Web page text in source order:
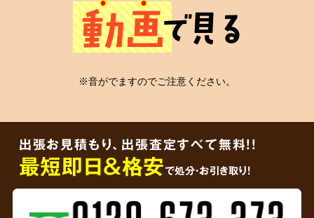
安心の証
理をご依頼者様に届けることをお約束します。
動画で見る
※音がでますのでご注意ください。
出張お見積もり、出張査定すべて無料!!
最短即日＆格安で処分・お引き取り！